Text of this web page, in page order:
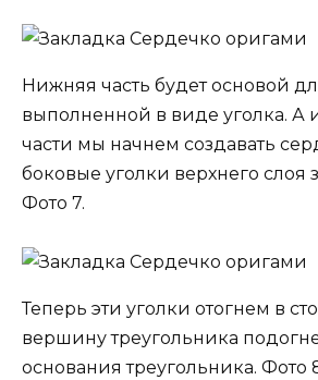
Нижняя часть будет основой
выполненной в виде уголка. А
части мы начнем создавать
боковые уголки верхнего слоя
Фото 7.
Теперь эти уголки отогнем в
вершину треугольника
основания треугольника. Фото